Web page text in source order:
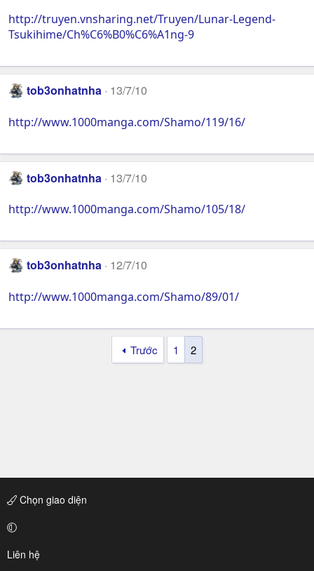
http://truyen.vnsharing.net/Truyen/Lunar-Legend-
Tsukihime/Ch%C6%B0%C6%A1ng-9
tob3onhatnha 13/7/10
http://www.1000manga.com/Shamo/119/16/
tob3onhatnha 13/7/10
http://www.1000manga.com/Shamo/105/18/
tob3onhatnha 12/7/10
http://www.1000manga.com/Shamo/89/01/
Trước 1 2
Chọn giao diện
Liên hệ